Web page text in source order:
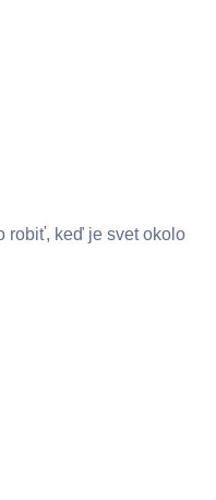
robiť, keď je svet okolo